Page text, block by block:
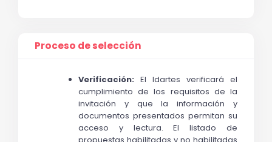
Proceso de selección
Verificación: El Idartes verificará el
cumplimiento de los requisitos de la
invitación y que la información y
documentos presentados permitan su
acceso y lectura. El listado de